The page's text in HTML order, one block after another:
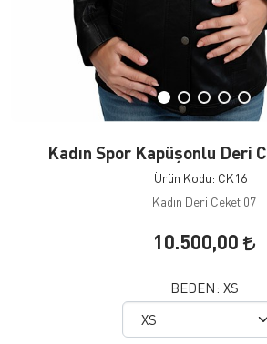
Kadın Spor Kapüşonlu Deri
Ürün Kodu: CK16
Kadın Deri Ceket 07
10.500,00
BEDEN: XS